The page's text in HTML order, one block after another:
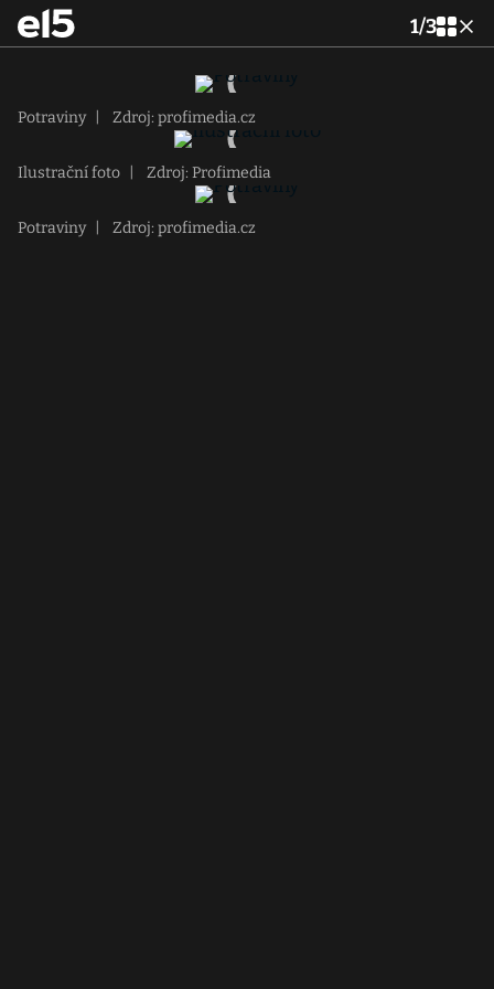
1/3
Potraviny Zdroj: profimedia.cz
Ilustrační foto Zdroj: Profimedia
Potraviny Zdroj: profimedia.cz